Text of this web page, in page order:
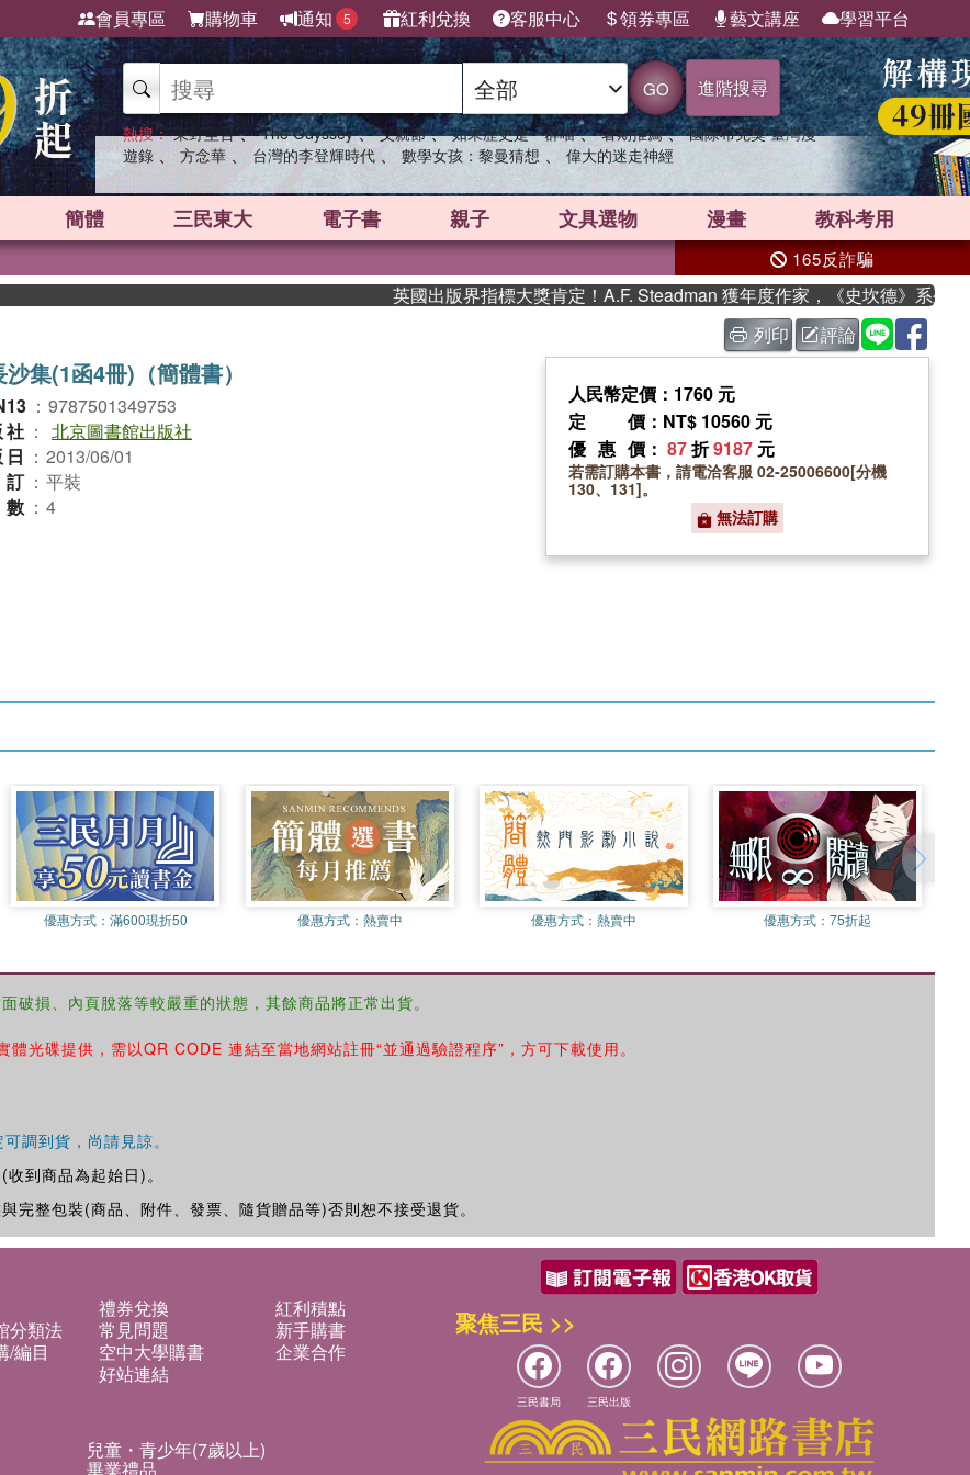
會員專區 購物車 通知 5 紅利兌換 客服中心 領券專區 藝文講座 學習平台
GO 進階搜尋
熱搜： 東野圭吾 、 The Odyssey 、 父親節 、 如果歷史是一群喵 、 暑期推薦 、 國際布克獎 臺灣漫
遊錄 、 方念華 、 台灣的李登輝時代 、 數學女孩：黎曼猜想 、 偉大的迷走神經
簡體 三民東大 電子書 親子 文具選物 漫畫 教科考用
165反詐騙
英國出版界指標大獎肯定！A.F. Steadman 獲年度作家，《史坎德》系列帶你
列印 評論
沙集(1函4冊)（簡體書）
： 9787501349753
： 北京圖書館出版社
： 2013/06/01
： 平裝
： 4
人民幣定價：1760 元
定價 ：NT$ 10560 元
優惠價 ： 87折9187 元
若需訂購本書，請電洽客服 02-25006600[分機
130、131]。
無法訂購
優惠方式： 滿600現折50 優惠方式： 熱賣中 優惠方式： 熱賣中 優惠方式：75折起
損、內頁脫落等較嚴重的狀態，其餘商品將正常出貨。
光碟提供，需以QR CODE 連結至當地網站註冊“並通過驗證程序”，方可下載使用。
調到貨，尚請見諒。
(收到商品為起始日)。
整包裝(商品、附件、發票、隨貨贈品等)否則恕不接受退貨。
禮券兌換
紅利積點
分類法 常見問題
新手購書
/編目 空中大學購書
企業合作
好站連結
兒童・青少年(7歲以上)
畢業禮品
聚焦三民 >>
三民書局 三民出版